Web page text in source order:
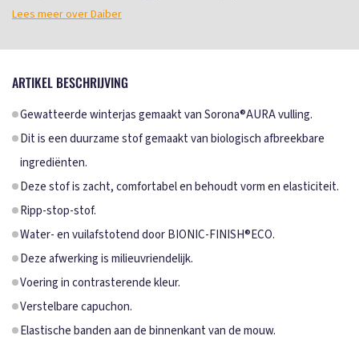
Lees meer over Daiber
ARTIKEL BESCHRIJVING
Gewatteerde winterjas gemaakt van Sorona®AURA vulling.
Dit is een duurzame stof gemaakt van biologisch afbreekbare
ingrediënten.
Deze stof is zacht, comfortabel en behoudt vorm en elasticiteit.
Ripp-stop-stof.
Water- en vuilafstotend door BIONIC-FINISH®ECO.
Deze afwerking is milieuvriendelijk.
Voering in contrasterende kleur.
Verstelbare capuchon.
Elastische banden aan de binnenkant van de mouw.